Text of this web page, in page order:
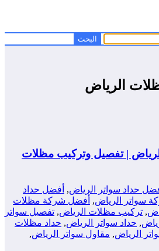
الرياض
| تفصيل وتركيب مظلات
حداد سواتر الرياض, أفضل حداد
سواتر الرياض, أفضل شركة مظلات
, تركيب مظلات الرياض, تفصيل سواتر
, حداد سواتر الرياض, حداد مظلات
الرياض, مقاول سواتر الرياض,